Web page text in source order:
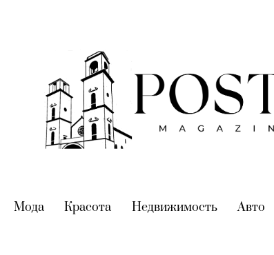
(current)
Мода(current)
Красота (current)
Недвижимость(current)
Авто